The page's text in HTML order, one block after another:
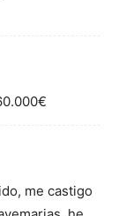
me castigo